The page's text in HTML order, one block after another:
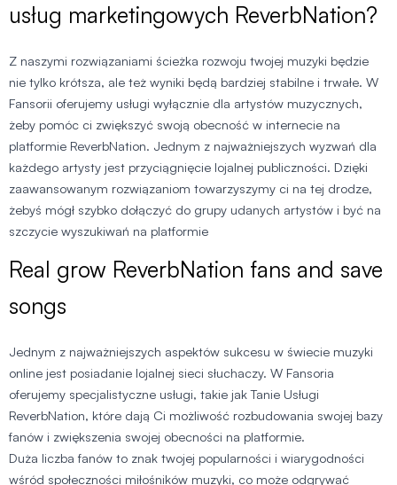
usług marketingowych ReverbNation?
Z naszymi rozwiązaniami ścieżka rozwoju twojej muzyki będzie
nie tylko krótsza, ale też wyniki będą bardziej stabilne i trwałe. W
Fansorii oferujemy usługi wyłącznie dla artystów muzycznych,
żeby pomóc ci zwiększyć swoją obecność w internecie na
platformie ReverbNation. Jednym z najważniejszych wyzwań dla
każdego artysty jest przyciągnięcie lojalnej publiczności. Dzięki
zaawansowanym rozwiązaniom towarzyszymy ci na tej drodze,
żebyś mógł szybko dołączyć do grupy udanych artystów i być na
szczycie wyszukiwań na platformie
Real grow ReverbNation fans and save
songs
Jednym z najważniejszych aspektów sukcesu w świecie muzyki
online jest posiadanie lojalnej sieci słuchaczy. W Fansoria
oferujemy specjalistyczne usługi, takie jak Tanie Usługi
ReverbNation, które dają Ci możliwość rozbudowania swojej bazy
fanów i zwiększenia swojej obecności na platformie.
Duża liczba fanów to znak twojej popularności i wiarygodności
wśród społeczności miłośników muzyki, co może odgrywać